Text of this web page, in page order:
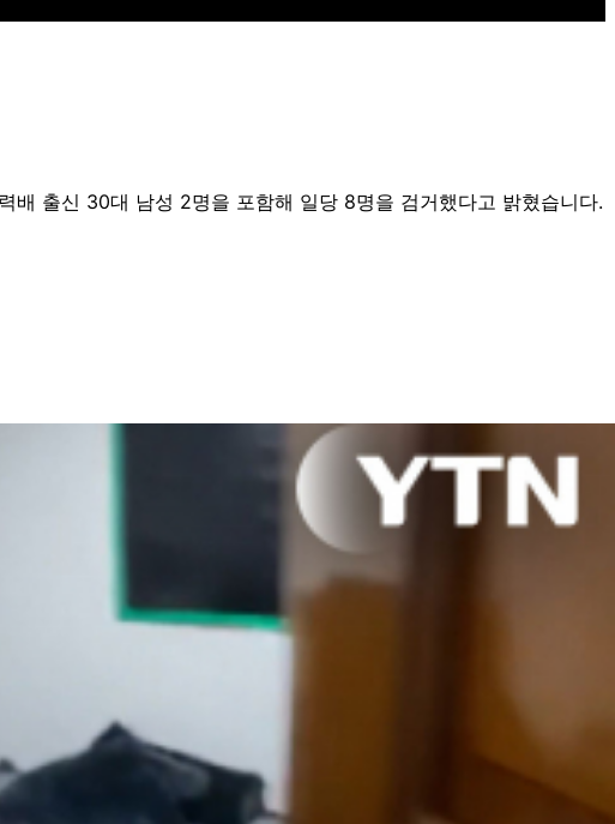
배 출신 30대 남성 2명을 포함해 일당 8명을 검거했다고 밝혔습니다.
영해온 혐의를 받습니다.
동네 지인들을 모아 업소를 운영한 것으로 조사됐습니다.
호를 수시로 바꾼 것으로 확인됐습니다.
을 포함해 범죄 수익금을 환수 조치할 계획입니다.